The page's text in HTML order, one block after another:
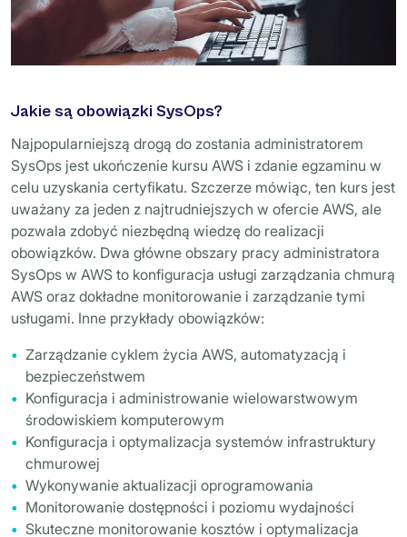
Jakie są obowiązki SysOps?
Najpopularniejszą drogą do zostania administratorem
SysOps jest ukończenie kursu AWS i zdanie egzaminu w
celu uzyskania certyfikatu. Szczerze mówiąc, ten kurs jest
uważany za jeden z najtrudniejszych w ofercie AWS, ale
pozwala zdobyć niezbędną wiedzę do realizacji
obowiązków. Dwa główne obszary pracy administratora
SysOps w AWS to konfiguracja usługi zarządzania chmurą
AWS oraz dokładne monitorowanie i zarządzanie tymi
usługami. Inne przykłady obowiązków:
Zarządzanie cyklem życia AWS, automatyzacją i
bezpieczeństwem
Konfiguracja i administrowanie wielowarstwowym
środowiskiem komputerowym
Konfiguracja i optymalizacja systemów infrastruktury
chmurowej
Wykonywanie aktualizacji oprogramowania
Monitorowanie dostępności i poziomu wydajności
Skuteczne monitorowanie kosztów i optymalizacja